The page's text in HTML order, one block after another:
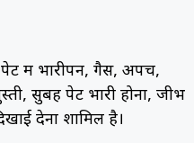
में भारीपन, गैस, अपच,
सुबह पेट भारी होना, जीभ
देना शामिल है।